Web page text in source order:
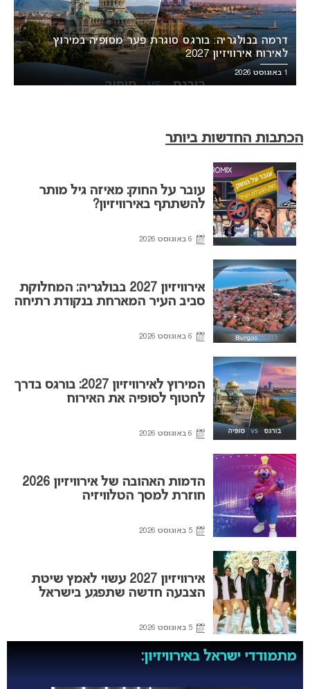
דרמה בבולגריה: בורגס סוגרת פער מסופיה במירוץ
לאירוח אירוויזיון 2027
1 באוגוסט 2026
הכתבות החדשות ביותר
עובר על החוק: מאיזה גיל מותר
להשתתף באירוויזיון?
6 באוגוסט 2026
אירוויזיון 2027 בבולגריה: המחלוקת
סביב העיר המארחת בנקודת רתיחה
6 באוגוסט 2026
המירוץ לאירוויזיון 2027: בורגס בדרך
לחטוף לסופיה את האירוח
6 באוגוסט 2026
הדמות האהובה של אירוויזיון 2026
חוזרת למסך הטלוויזיה
5 באוגוסט 2026
אירוויזיון 2027 עשוי לאמץ שיטת
הצבעה חדשה שתפגע בישראל
5 באוגוסט 2026
מתמודדי ישראל באירוויזיון: